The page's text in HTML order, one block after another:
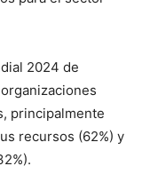
2024 de
principalmente
recursos (62%) y